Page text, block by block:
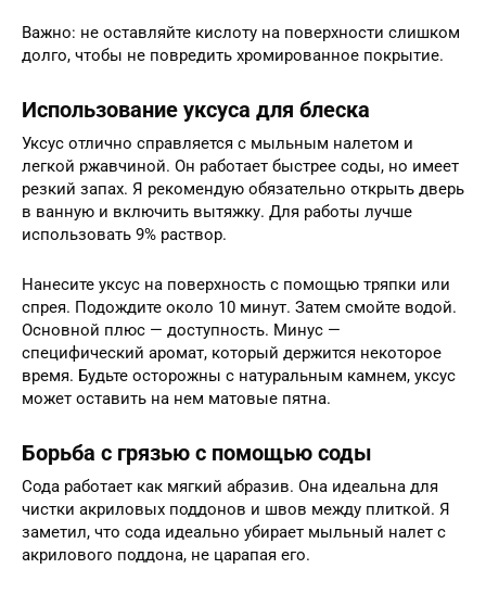
Важно: не оставляйте кислоту на поверхности слишком
долго, чтобы не повредить хромированное покрытие.
Использование уксуса для блеска
Уксус отлично справляется с мыльным налетом и
легкой ржавчиной. Он работает быстрее соды, но имеет
резкий запах. Я рекомендую обязательно открыть дверь
в ванную и включить вытяжку. Для работы лучше
использовать 9% раствор.
Нанесите уксус на поверхность с помощью тряпки или
спрея. Подождите около 10 минут. Затем смойте водой.
Основной плюс — доступность. Минус —
специфический аромат, который держится некоторое
время. Будьте осторожны с натуральным камнем, уксус
может оставить на нем матовые пятна.
Борьба с грязью с помощью соды
Сода работает как мягкий абразив. Она идеальна для
чистки акриловых поддонов и швов между плиткой. Я
заметил, что сода идеально убирает мыльный налет с
акрилового поддона, не царапая его.